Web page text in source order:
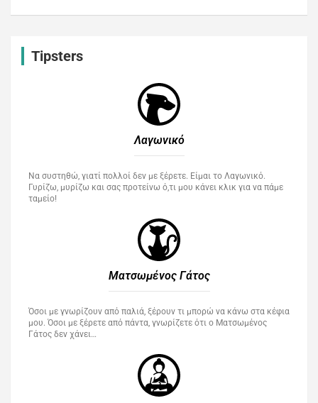
Tipsters
Λαγωνικό
Να συστηθώ, γιατί πολλοί δεν με ξέρετε. Είμαι το Λαγωνικό.
Γυρίζω, μυρίζω και σας προτείνω ό,τι μου κάνει κλικ για να πάμε
ταμείο!
Ματσωμένος Γάτος​
Όσοι με γνωρίζουν από παλιά, ξέρουν τι μπορώ να κάνω στα κέφια
μου. Όσοι με ξέρετε από πάντα, γνωρίζετε ότι ο Ματσωμένος
Γάτος δεν χάνει…